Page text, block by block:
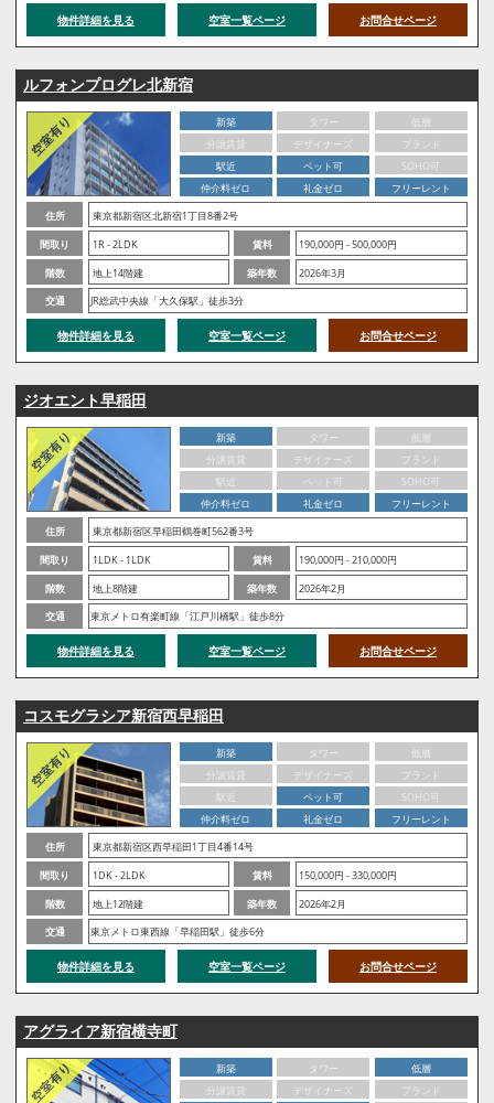
物件詳細を見る 空室一覧ページ お問合せページ
ルフォンプログレ北新宿
新築 タワー
低層
分譲賃貸
デザイナーズ
ブランド
駅近
ペット可
SOHO可
仲介料ゼロ
礼金ゼロ
フリーレント
住所
東京都新宿区北新宿1丁目8番2号
間取り
1R - 2LDK 賃料
190,000円 - 500,000円
階数
地上14階建 築年数
2026年3月
交通
JR総武中央線「大久保駅」徒歩3分
物件詳細を見る 空室一覧ページ お問合せページ
ジオエント早稲田
新築 タワー
低層
分譲賃貸
デザイナーズ
ブランド
駅近
ペット可
SOHO可
仲介料ゼロ
礼金ゼロ
フリーレント
住所
東京都新宿区早稲田鶴巻町562番3号
間取り
1LDK - 1LDK 賃料
190,000円 - 210,000円
階数
地上8階建 築年数
2026年2月
交通
東京メトロ有楽町線「江戸川橋駅」徒歩8分
物件詳細を見る 空室一覧ページ お問合せページ
コスモグラシア新宿西早稲田
新築 タワー
低層
分譲賃貸
デザイナーズ
ブランド
駅近
ペット可
SOHO可
仲介料ゼロ
礼金ゼロ
フリーレント
住所
東京都新宿区西早稲田1丁目4番14号
間取り
1DK - 2LDK 賃料
150,000円 - 330,000円
階数
地上12階建 築年数
2026年2月
交通
東京メトロ東西線「早稲田駅」徒歩6分
物件詳細を見る 空室一覧ページ お問合せページ
アグライア新宿横寺町
新築 タワー
低層
分譲賃貸
デザイナーズ
ブランド